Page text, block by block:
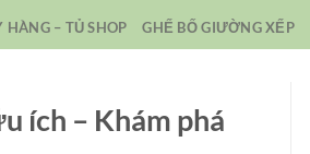
HÀNG – TỦ SHOP GHẾ BỐ GIƯỜNG XẾP
ích – Khám phá